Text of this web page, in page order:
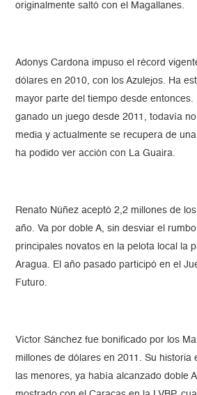
originalmente saltó con el Magallanes.
Adonys Cardona impuso el récord
dólares en 2010, con los Azulejos. Ha
mayor parte del tiempo desde entonces.
ganado un juego desde 2011, todavía
media y actualmente se recupera de
ha podido ver acción con La Guaira.
Renato Núñez aceptó 2,2 millones de
año. Va por doble A, sin desviar el
principales novatos en la pelota local la
Aragua. El año pasado participó en el
Futuro.
Víctor Sánchez fue bonificado por los
millones de dólares en 2011. Su historia
las menores, ya había alcanzado doble